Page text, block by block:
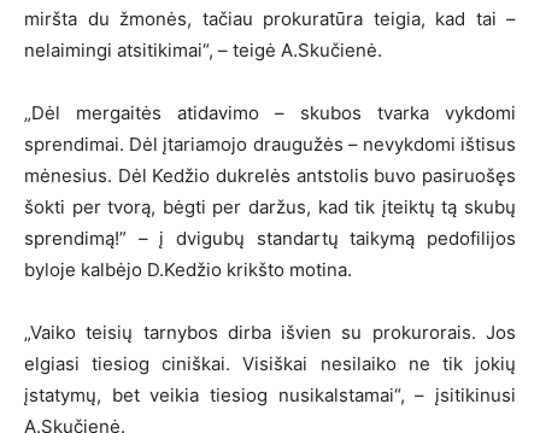
miršta du žmonės, tačiau prokuratūra teigia, kad tai –
nelaimingi atsitikimai“, – teigė A.Skučienė.
„Dėl mergaitės atidavimo – skubos tvarka vykdomi
sprendimai. Dėl įtariamojo draugužės – nevykdomi ištisus
mėnesius. Dėl Kedžio dukrelės antstolis buvo pasiruošęs
šokti per tvorą, bėgti per daržus, kad tik įteiktų tą skubų
sprendimą!” – į dvigubų standartų taikymą pedofilijos
byloje kalbėjo D.Kedžio krikšto motina.
„Vaiko teisių tarnybos dirba išvien su prokurorais. Jos
elgiasi tiesiog ciniškai. Visiškai nesilaiko ne tik jokių
įstatymų, bet veikia tiesiog nusikalstamai“, – įsitikinusi
A.Skučienė.